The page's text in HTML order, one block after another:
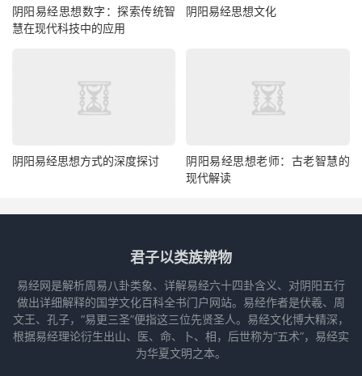
阴阳易经思想数字：探索传统智
慧在现代科技中的应用
阴阳易经思想文化
阴阳易经思想方式的深度探讨
阴阳易经思想老师：古老智慧的
现代解读
君子以类族辨物
易经网是解析周易八卦类象、详解易经六十四卦含义、对阴阳五行
做出详细解释的国学文化百科全书门户网站。易经作者是伏羲、周
文王、孔子，“易更三圣”便指这三位先贤圣人。易经文化博大精深，
根据易经理论衍生出山、医、命、卜、相，后世称为“五术”，易经实
为华夏文明之本。